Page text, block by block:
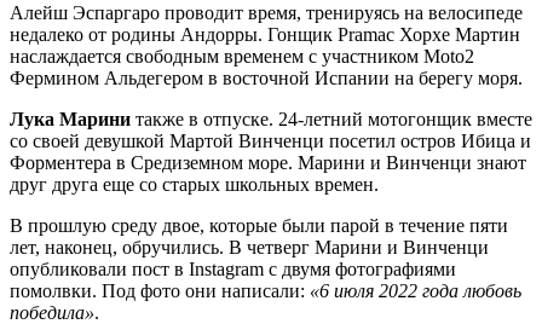
Алейш Эспаргаро проводит время, тренируясь на велосипеде
недалеко от родины Андорры. Гонщик Pramac Хорхе Мартин
наслаждается свободным временем с участником Moto2
Фермином Альдегером в восточной Испании на берегу моря.
Лука Марини также в отпуске. 24-летний мотогонщик вместе
со своей девушкой Мартой Винченци посетил остров Ибица и
Форментера в Средиземном море. Марини и Винченци знают
друг друга еще со старых школьных времен.
В прошлую среду двое, которые были парой в течение пяти
лет, наконец, обручились. В четверг Марини и Винченци
опубликовали пост в Instagram с двумя фотографиями
помолвки. Под фото они написали: «6 июля 2022 года любовь
победила».